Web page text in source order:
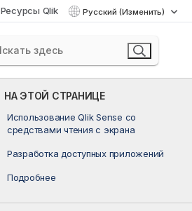
Ресурсы Qlik Русский (Изменить)
НА ЭТОЙ СТРАНИЦЕ
Использование Qlik Sense со
средствами чтения с экрана
Разработка доступных приложений
Подробнее